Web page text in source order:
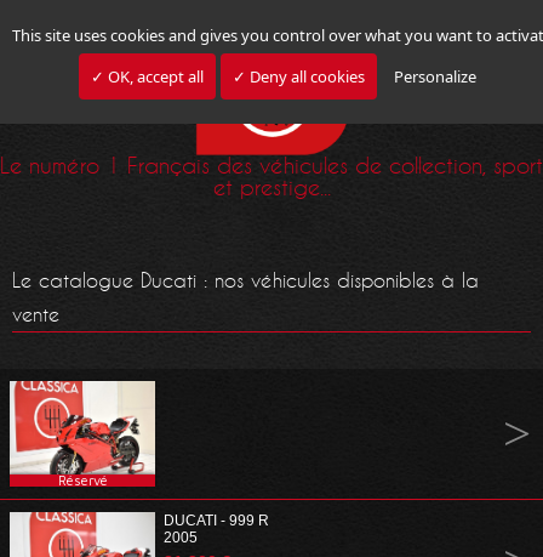
This site uses cookies and gives you control over what you want to
✓ OK, accept all
✓ Deny all cookies Personalize
Le numéro 1 Français des véhicules de collection, sport
et prestige...
Le catalogue Ducati : nos véhicules disponibles à la
vente
Réservé
DUCATI - 999 R
2005